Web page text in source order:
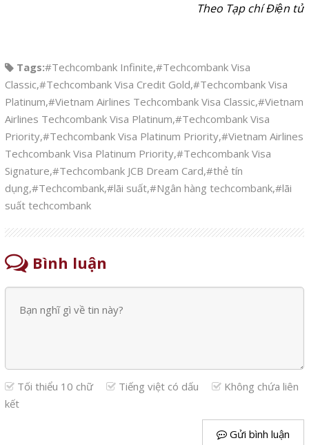
Theo Tạp chí Điện tử
Tags:#Techcombank Infinite,#Techcombank Visa
Classic,#Techcombank Visa Credit Gold,#Techcombank Visa
Platinum,#Vietnam Airlines Techcombank Visa Classic,#Vietnam
Airlines Techcombank Visa Platinum,#Techcombank Visa
Priority,#Techcombank Visa Platinum Priority,#Vietnam Airlines
Techcombank Visa Platinum Priority,#Techcombank Visa
Signature,#Techcombank JCB Dream Card,#thẻ tín
dụng,#Techcombank,#lãi suất,#Ngân hàng techcombank,#lãi
suất techcombank
Bình luận
Tối thiểu 10 chữ Tiếng việt có dấu
Không chứa liên
kết
Gửi bình luận